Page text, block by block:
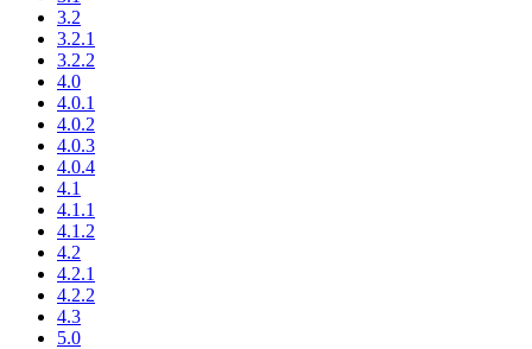
3.2
3.2.1
3.2.2
4.0
4.0.1
4.0.2
4.0.3
4.0.4
4.1
4.1.1
4.1.2
4.2
4.2.1
4.2.2
4.3
5.0